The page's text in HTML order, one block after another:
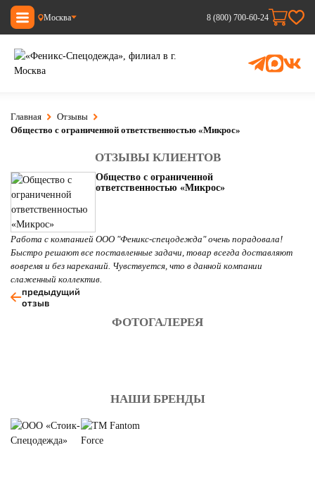
Москва 8 (800) 700-60-24
Главная
Отзывы
Общество с ограниченной ответственностью «Микрос»
ОТЗЫВЫ КЛИЕНТОВ
Общество с ограниченной
ответственностью «Микрос»
Работа с компанией ООО "Феникс-спецодежда" очень порадовала!
Быстро решают все поставленные задачи, товар всегда доставляют
вовремя и без нареканий. Чувствуется, что в данной компании
слаженный коллектив.
предыдущий
отзыв
ФОТОГАЛЕРЕЯ
НАШИ БРЕНДЫ